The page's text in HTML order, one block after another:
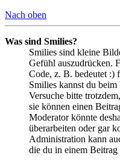
Nach oben
Was sind Smilies?
Smilies sind kleine
Gefühl auszudrücken.
Code, z. B. bedeutet
Smilies kannst du beim
Versuche bitte
sie können einen
Moderator könnte
überarbeiten oder gar
Administration kann
die du in einem Beitrag